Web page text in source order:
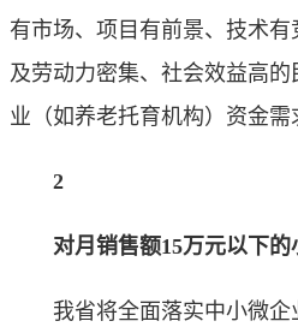
有市场、项目有前景、技术
及劳动力密集、社会效益高
业（如养老托育机构）资金需
2
对月销售额15万元以下的
我省将全面落实中小微企